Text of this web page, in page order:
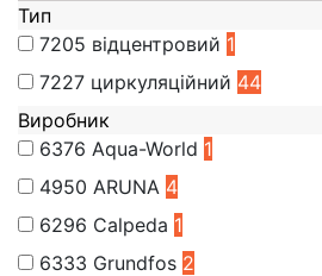
Тип
7205 відцентровий 1
7227 циркуляційний 44
Виробник
6376 Aqua-World 1
4950 ARUNA 4
6296 Calpeda 1
6333 Grundfos 2